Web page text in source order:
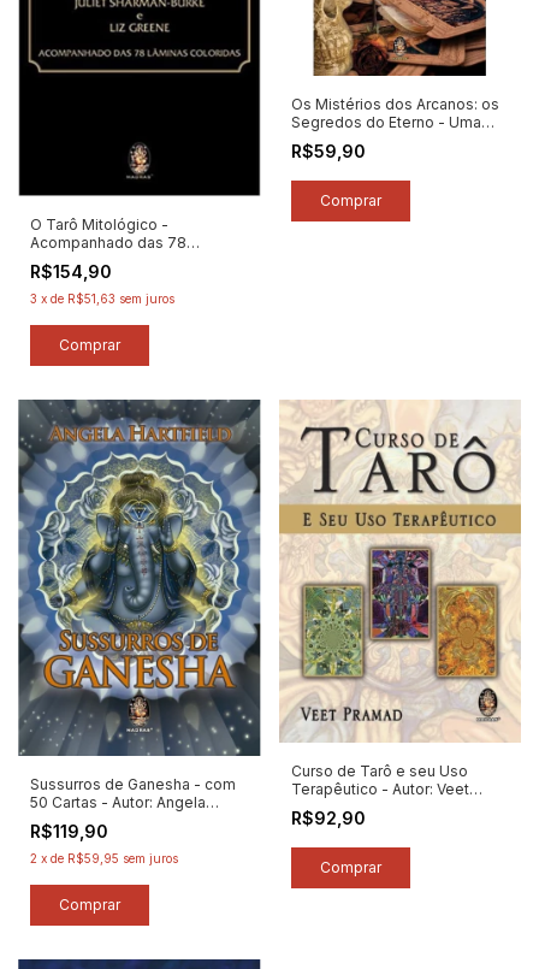
O Tarô Mitológico -
Acompanhado das 78
Lâminas Coloridas - Autor:
Juliet Sharman-burke / Liz
Greene (2023) [novo]
R$154,90
3 x de R$51,63 sem juros
Os Mistérios dos Arcanos: os
Segredos do Eterno - Uma
Jornada Iniciática Pelas
Lâminas do Tarô - Autor:
Alexandre Garzeri (2024)
[novo]
R$59,90
Sussurros de Ganesha - com
50 Cartas - Autor: Angela
Hartfield (2024) [novo]
R$119,90
2 x de R$59,95 sem juros
Curso de Tarô e seu Uso
Terapêutico - Autor: Veet
Pramad (2024) [novo]
R$92,90